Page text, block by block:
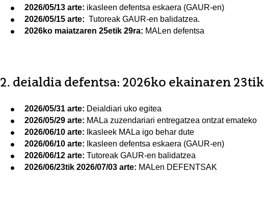
2026/05/13 arte: ikasleen defentsa eskaera (GAUR-en)
2026/05/15 arte: Tutoreak GAUR-en balidatzea.
2026ko maiatzaren 25etik 29ra: MALen defentsa
2. deialdia defentsa: 2026ko ekainaren
2026/05/31 arte: Deialdiari uko egitea
2026/05/29 arte: MALa zuzendariari entregatzea ontzat emateko
2026/06/10 arte: Ikasleek MALa igo behar dute
2026/06/10 arte: Ikasleen defentsa eskaera (GAUR-en)
2026/06/12 arte: Tutoreak GAUR-en balidatzea
2026/06/23tik 2026/07/03 arte: MALen DEFENTSAK